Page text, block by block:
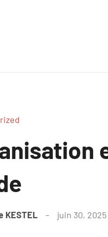
KESTEL juin 30, 2025